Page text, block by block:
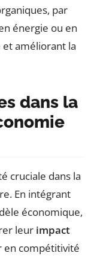
par
énergie ou en
et améliorant la
dans la
cruciale dans la
En intégrant
économique,
leur impact
en compétitivité